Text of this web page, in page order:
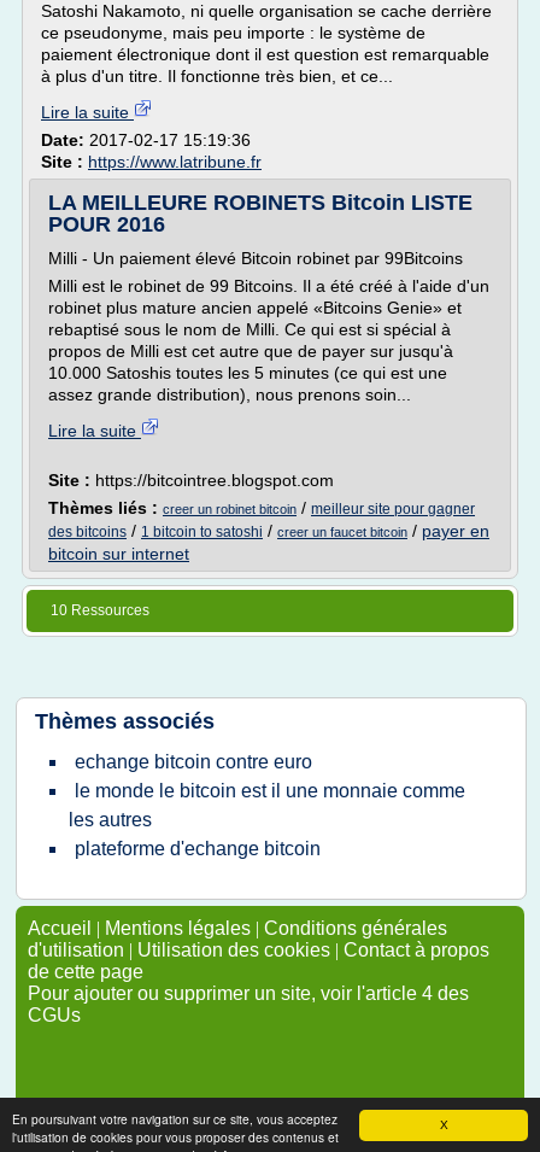
X
En poursuivant votre navigation sur ce site, vous acceptez
l'utilisation de cookies pour vous proposer des contenus et
Satoshi Nakamoto, ni quelle organisation se cache derrière
ce pseudonyme, mais peu importe : le système de
paiement électronique dont il est question est remarquable
à plus d'un titre. Il fonctionne très bien, et ce...
Lire la suite
Date: 2017-02-17 15:19:36
Site : https://www.latribune.fr
LA MEILLEURE ROBINETS Bitcoin LISTE
POUR 2016
Milli - Un paiement élevé Bitcoin robinet par 99Bitcoins
Milli est le robinet de 99 Bitcoins. Il a été créé à l'aide d'un
robinet plus mature ancien appelé «Bitcoins Genie» et
rebaptisé sous le nom de Milli. Ce qui est si spécial à
propos de Milli est cet autre que de payer sur jusqu'à
10.000 Satoshis toutes les 5 minutes (ce qui est une
assez grande distribution), nous prenons soin...
Lire la suite
Site : https://bitcointree.blogspot.com
Thèmes liés : creer un robinet bitcoin / meilleur site pour gagner
des bitcoins / 1 bitcoin to satoshi / creer un faucet bitcoin / payer en
bitcoin sur internet
10 Ressources
Thèmes associés
echange bitcoin contre euro
le monde le bitcoin est il une monnaie comme
les autres
plateforme d'echange bitcoin
Accueil | Mentions légales | Conditions générales
d'utilisation | Utilisation des cookies | Contact à propos
de cette page
Pour ajouter ou supprimer un site, voir l'article 4 des
CGUs